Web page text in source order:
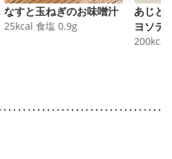
なすと玉ねぎのお味噌汁
25kcal 食塩 0.9g
あじと
ヨソテ
200kcal